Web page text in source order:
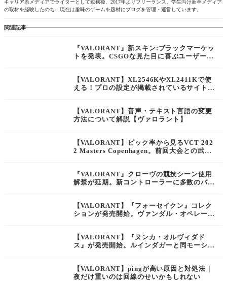
キャリア系メディアでライターとして勤務後、2017年よりフリーランス。学生向け新卒メディア
の取材を経験したのち、現在は趣味のゲームを題材にブログを管理・運営しています。
関連記事
『VALORANT』新スキン:ブラックマーケッ
トを発表。CSGOな見た目に喜ぶユーザーが
【VALORANT】XL2546KやXL2411Kで使
える！プロの設定が掲載されているサイトま
【VALORANT】音声・テキスト言語の変更
方法について解説【ヴァロラント】
【VALORANT】ピック率から見るVCT 202
2 Masters Copenhagen。前回大会との武器
『VALORANT』クローヴの競技シーン使用
解禁が延期。新コントローラーに多数のバグ
【VALORANT】『フォーセイクン』コレク
ションが発売開始。ヴァンダル・オペレータ
【VALORANT】『ヌンカ・オルヴィダド
ス』が発売開始。ルインダガーと同モーショ
【VALORANT】pingが高い原因と対処法｜
夜だけ重いのは回線のせいかもしれない